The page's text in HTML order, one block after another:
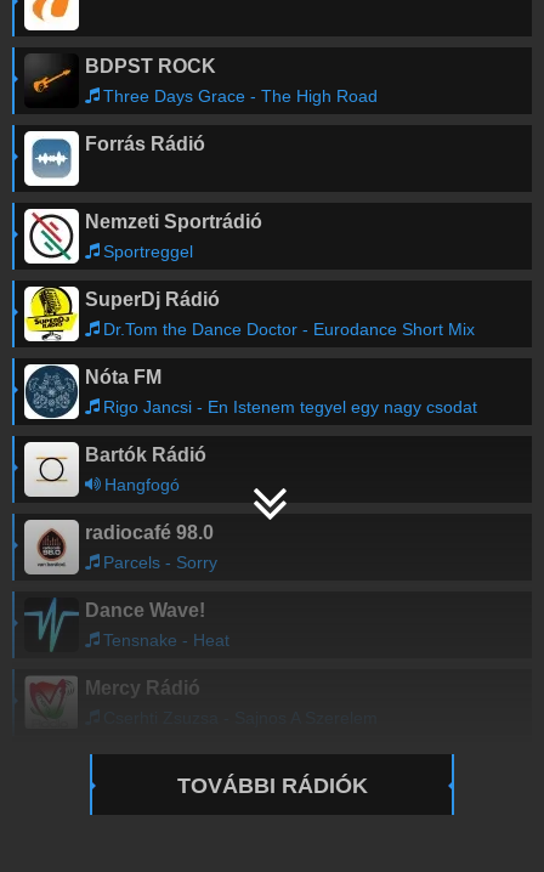
BDPST ROCK
Three Days Grace - The High Road
Forrás Rádió
Nemzeti Sportrádió
Sportreggel
SuperDj Rádió
Dr.Tom the Dance Doctor - Eurodance Short Mix
Nóta FM
Rigo Jancsi - En Istenem tegyel egy nagy csodat
Bartók Rádió
Hangfogó
radiocafé 98.0
Parcels - Sorry
Dance Wave!
Tensnake - Heat
Mercy Rádió
TOVÁBBI RÁDIÓK